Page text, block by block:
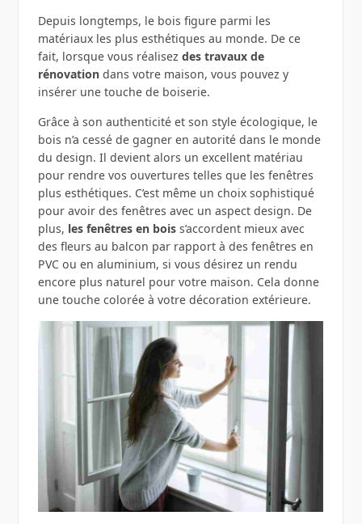
Depuis longtemps, le bois figure parmi les
matériaux les plus esthétiques au monde. De ce
fait, lorsque vous réalisez des travaux de
rénovationdans votre maison, vous pouvez y
insérer une touche de boiserie.
Grâce à son authenticité et son style écologique, le
bois n’a cessé de gagner en autorité dans le monde
du design. Il devient alors un excellent matériau
pour rendre vos ouvertures telles que les fenêtres
plus esthétiques. C’est même un choix sophistiqué
pour avoir des fenêtres avec un aspect design. De
plus, les fenêtres en boiss’accordent mieux avec
des fleurs au balcon par rapport à des fenêtres en
PVC ou en aluminium, si vous désirez un rendu
encore plus naturel pour votre maison. Cela donne
une touche colorée à votre décoration extérieure.